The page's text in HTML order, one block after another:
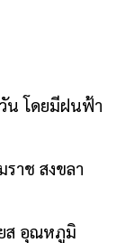
น โดยมีฝนฟ้า
าช สงขลา
ส อุณหภูมิ